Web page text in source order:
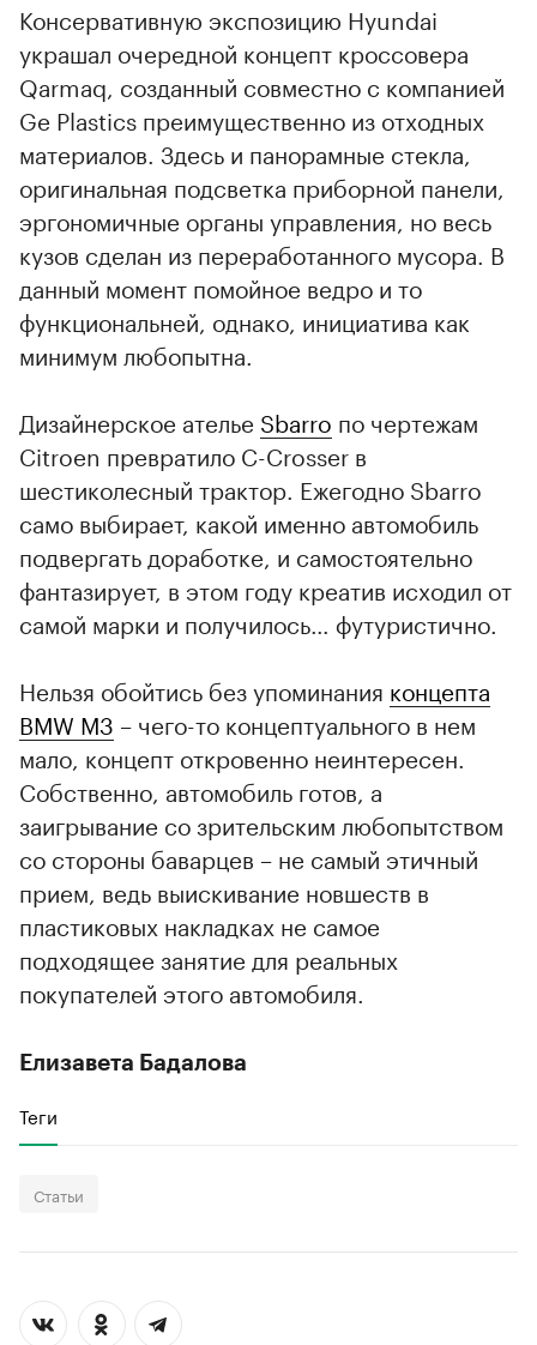
Консервативную экспозицию Hyundai
украшал очередной концепт кроссовера
Qarmaq, созданный совместно с компанией
Ge Plastics преимущественно из отходных
материалов. Здесь и панорамные стекла,
оригинальная подсветка приборной панели,
эргономичные органы управления, но весь
кузов сделан из переработанного мусора. В
данный момент помойное ведро и то
функциональней, однако, инициатива как
минимум любопытна.
Дизайнерское ателье Sbarro по чертежам
Citroen превратило С-Сrosser в
шестиколесный трактор. Ежегодно Sbarro
само выбирает, какой именно автомобиль
подвергать доработке, и самостоятельно
фантазирует, в этом году креатив исходил от
самой марки и получилось… футуристично.
Нельзя обойтись без упоминания концепта
BMW M3 – чего-то концептуального в нем
мало, концепт откровенно неинтересен.
Собственно, автомобиль готов, а
заигрывание со зрительским любопытством
со стороны баварцев – не самый этичный
прием, ведь выискивание новшеств в
пластиковых накладках не самое
подходящее занятие для реальных
покупателей этого автомобиля.
Елизавета Бадалова
Теги
Статьи